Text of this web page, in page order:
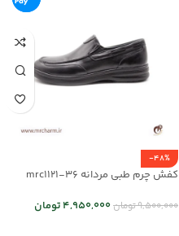
-48%
کفش چرم طبی مردانه mrc1121-36
9,500,000تومان4,950,000تومان